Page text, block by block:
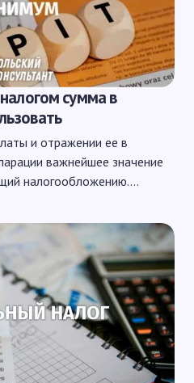
сумма в
и отражении ее в
важнейшее значение
налогообложению.…